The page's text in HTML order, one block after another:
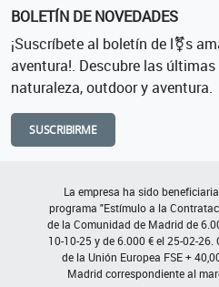
BOLETÍN DE NOVEDADES
¡Suscríbete al boletín de l⚧s
aventura!. Descubre las
naturaleza, outdoor y aventura.
SUSCRIBIRME
La empresa ha sido
programa "Estímulo a la
de la Comunidad de Madrid de
10-10-25 y de 6.000 € el 25-02-
de la Unión Europea FSE +
Madrid correspondiente al